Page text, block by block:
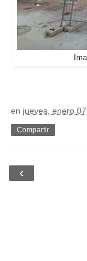
en jueves, enero
Compartir
‹